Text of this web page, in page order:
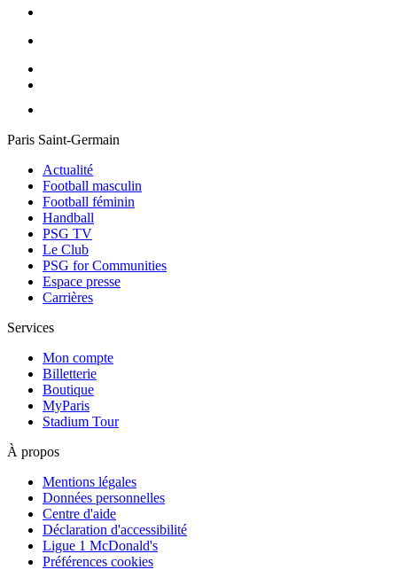
Paris Saint-Germain
Actualité
Football masculin
Football féminin
Handball
PSG TV
Le Club
PSG for Communities
Espace presse
Carrières
Services
Mon compte
Billetterie
Boutique
MyParis
Stadium Tour
À propos
Mentions légales
Données personnelles
Centre d'aide
Déclaration d'accessibilité
Ligue 1 McDonald's
Préférences cookies